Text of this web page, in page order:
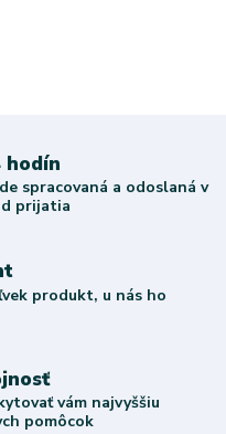
hodín
spracovaná a odoslaná v
prijatia
produkt, u nás ho
vám najvyššiu
pomôcok